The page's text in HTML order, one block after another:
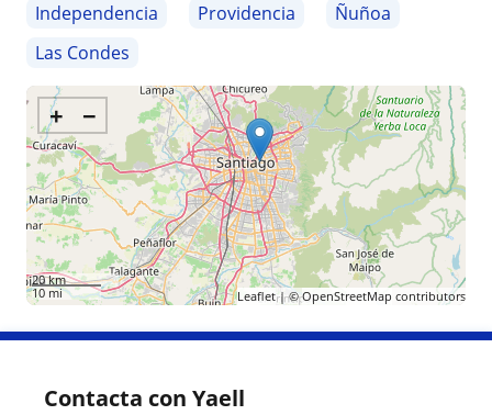
Independencia Providencia
Ñuñoa
Las Condes
+ −
20 km
10 mi
Leaflet| ©OpenStreetMap contributors
Contacta con Yaell